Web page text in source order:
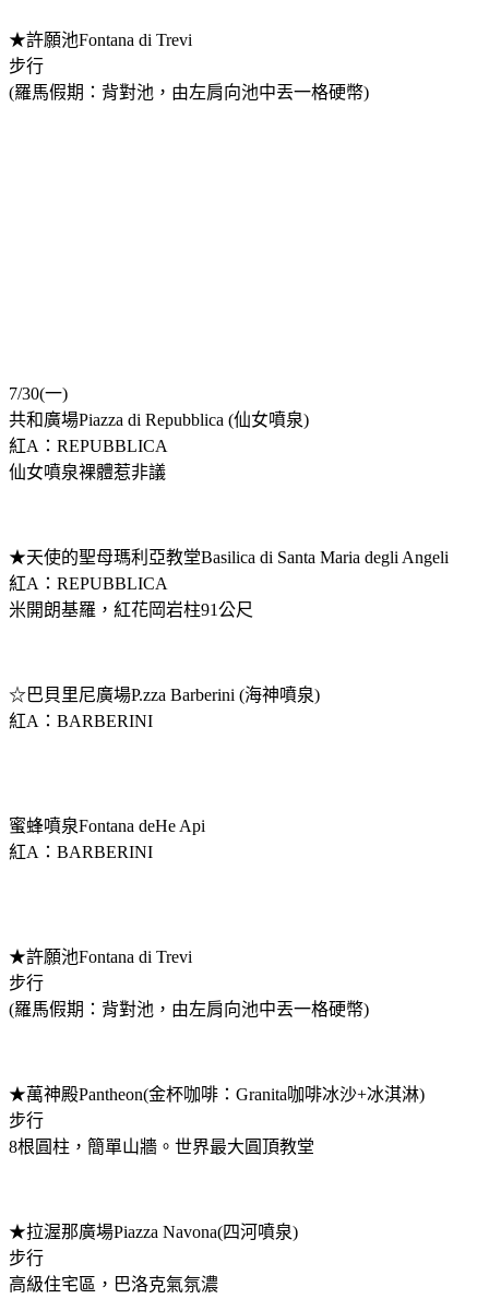
★許願池Fontana di Trevi
步行
(羅馬假期：背對池，由左肩向池中丟一格硬幣)
7/30(一)
共和廣場Piazza di Repubblica (仙女噴泉)
紅A：REPUBBLICA
仙女噴泉裸體惹非議
★天使的聖母瑪利亞教堂Basilica di Santa Maria degli Angeli
紅A：REPUBBLICA
米開朗基羅，紅花岡岩柱91公尺
☆巴貝里尼廣場P.zza Barberini (海神噴泉)
紅A：BARBERINI
蜜蜂噴泉Fontana deHe Api
紅A：BARBERINI
★許願池Fontana di Trevi
步行
(羅馬假期：背對池，由左肩向池中丟一格硬幣)
★萬神殿Pantheon(金杯咖啡：Granita咖啡冰沙+冰淇淋)
步行
8根圓柱，簡單山牆。世界最大圓頂教堂
★拉渥那廣場Piazza Navona(四河噴泉)
步行
高級住宅區，巴洛克氣氛濃